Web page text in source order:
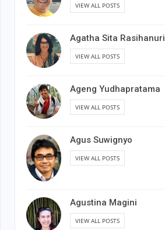
VIEW ALL POSTS
Agatha Sita Rasihanuri
VIEW ALL POSTS
Ageng Yudhapratama
VIEW ALL POSTS
Agus Suwignyo
VIEW ALL POSTS
Agustina Magini
VIEW ALL POSTS